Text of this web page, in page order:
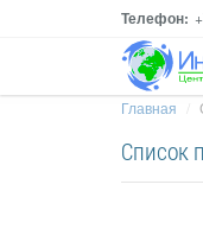
Телефон:
Главная
Список